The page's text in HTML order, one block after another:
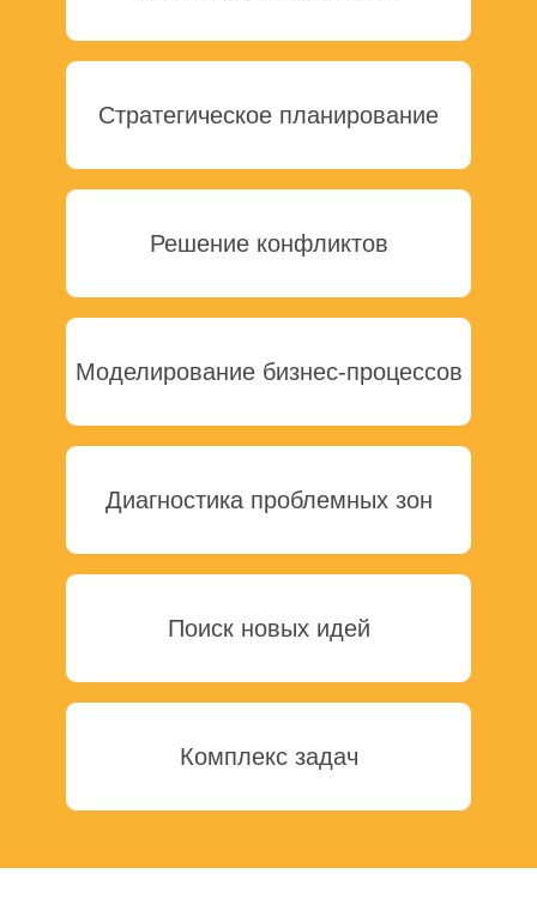
Стратегическое планирование
Моделирование бизнес-процессов
Поиск новых идей
Комплекс задач
Решение конфликтов
Диагностика проблемных зон